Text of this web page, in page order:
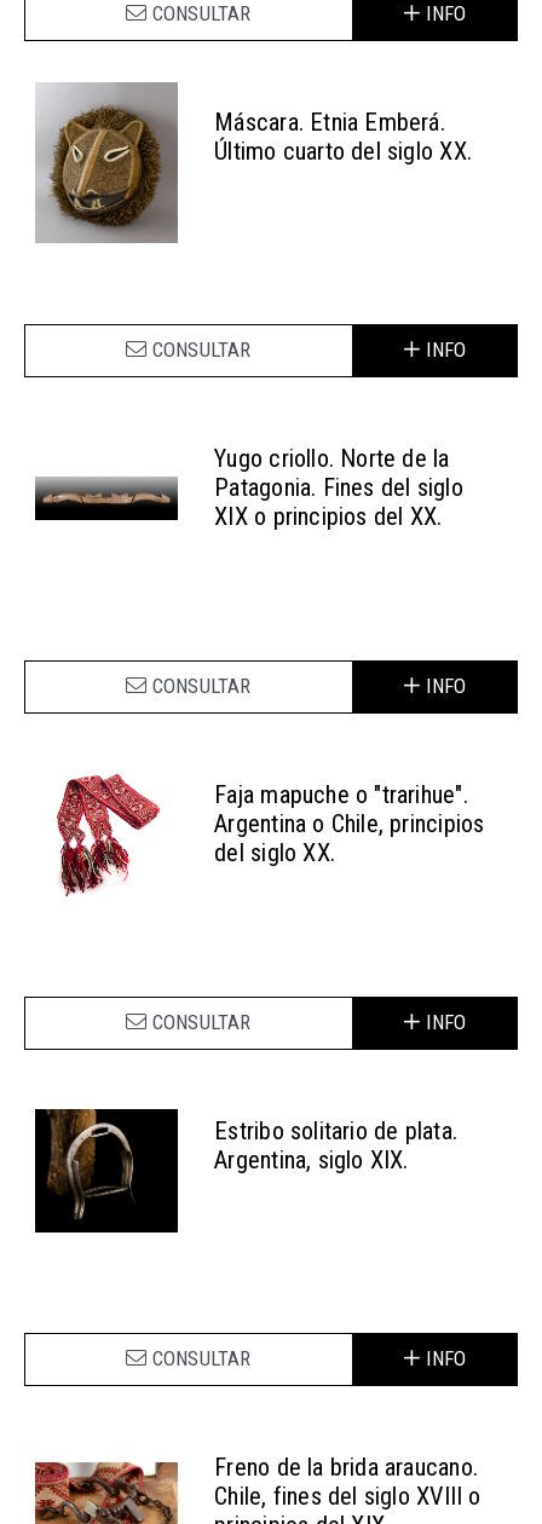
CONSULTAR INFO
Máscara. Etnia Emberá.
Último cuarto del siglo XX.
CONSULTAR INFO
Yugo criollo. Norte de la
Patagonia. Fines del siglo
XIX o principios del XX.
CONSULTAR INFO
Faja mapuche o "trarihue".
Argentina o Chile, principios
del siglo XX.
CONSULTAR INFO
Estribo solitario de plata.
Argentina, siglo XIX.
CONSULTAR INFO
Freno de la brida araucano.
Chile, fines del siglo XVIII o